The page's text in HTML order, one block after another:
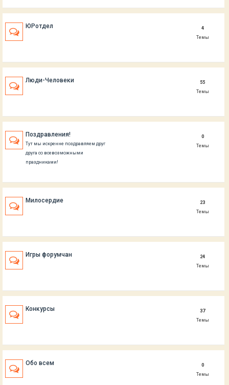
ЮРотдел
4
Темы
Люди-Человеки
55
Темы
Поздравления!
Тут мы искренне поздравляем друг
друга со всевозможными
праздниками!
0
Темы
Милосердие
23
Темы
Игры форумчан
24
Темы
Конкурсы
37
Темы
Обо всем
0
Темы